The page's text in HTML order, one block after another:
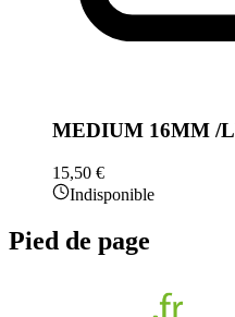
MEDIUM 16MM /
15,50 €
Indisponible
Pied de page